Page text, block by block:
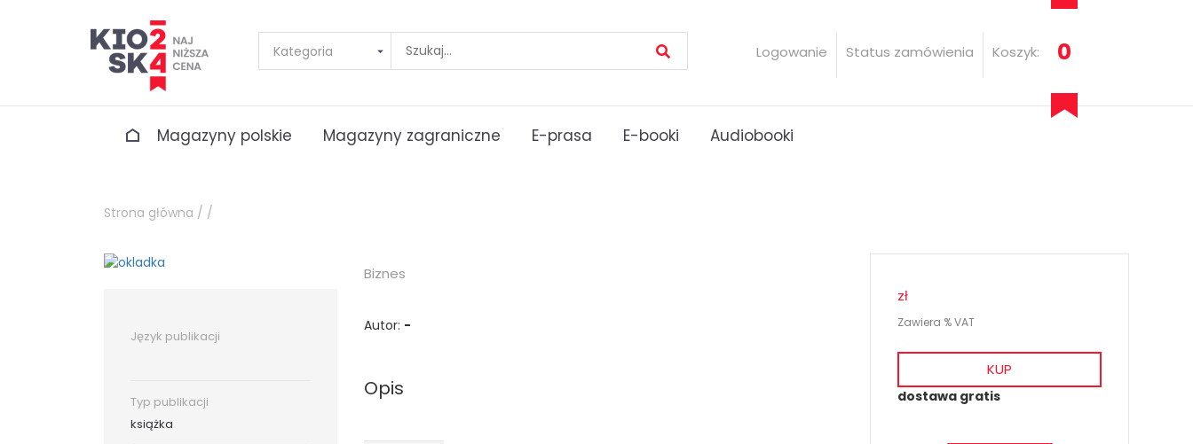
Logowanie Status zamówienia Koszyk: 0
Magazyny polskie Magazyny zagraniczne E-prasa E-booki Audiobooki
Strona główna / /
Język publikacji
Typ publikacji
książka
Biznes
Autor: -
Opis
zł
Zawiera % VAT
KUP
dostawa gratis